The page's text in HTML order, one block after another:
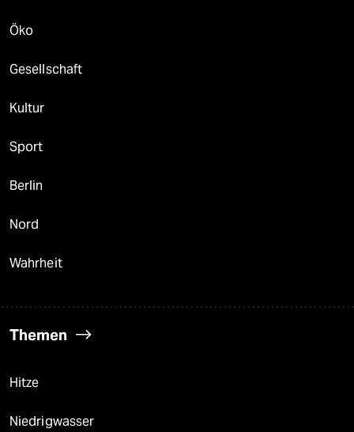
Öko
Gesellschaft
Kultur
Sport
Berlin
Nord
Wahrheit
Themen
Hitze
Niedrigwasser